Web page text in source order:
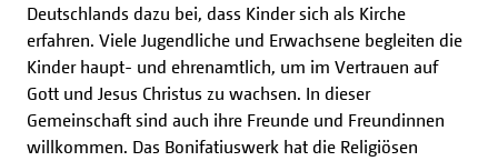
Deutschlands dazu bei, dass Kinder sich als Kirche
erfahren. Viele Jugendliche und Erwachsene begleiten die
Kinder haupt- und ehrenamtlich, um im Vertrauen auf
Gott und Jesus Christus zu wachsen. In dieser
Gemeinschaft sind auch ihre Freunde und Freundinnen
willkommen. Das Bonifatiuswerk hat die Religiösen